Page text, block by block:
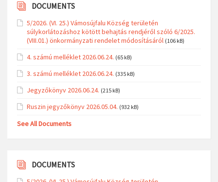
DOCUMENTS
5/2026. (VI. 25.) Vámosújfalu Község területén
súlykorlátozáshoz kötött behajtás rendjéről szóló 6/2025.
(VIII.01.) önkormányzati rendelet módosításáról (106 kB)
4. számú melléklet 2026.06.24. (65 kB)
3. számú melléklet 2026.06.24. (335 kB)
Jegyzőkönyv 2026.06.24. (215 kB)
Ruszin jegyzőkönyv 2026.05.04. (932 kB)
See All Documents
DOCUMENTS